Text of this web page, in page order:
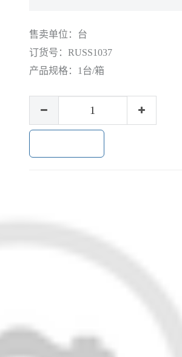
售卖单位： 台
订货号： RUSS1037
产品规格： 1台/箱